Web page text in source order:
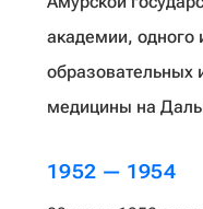
академии, одного
образовательных
медицины на
1952 — 1954